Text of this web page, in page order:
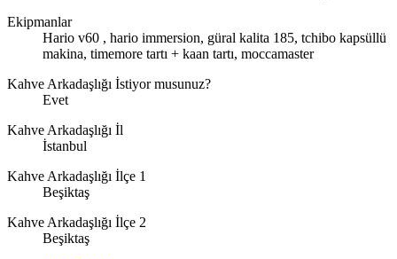
Ekipmanlar
Hario v60 , hario immersion, güral kalita 185, tchibo kapsüllü
makina, timemore tartı + kaan tartı, moccamaster
Kahve Arkadaşlığı İstiyor musunuz?
Evet
Kahve Arkadaşlığı İl
İstanbul
Kahve Arkadaşlığı İlçe 1
Beşiktaş
Kahve Arkadaşlığı İlçe 2
Beşiktaş